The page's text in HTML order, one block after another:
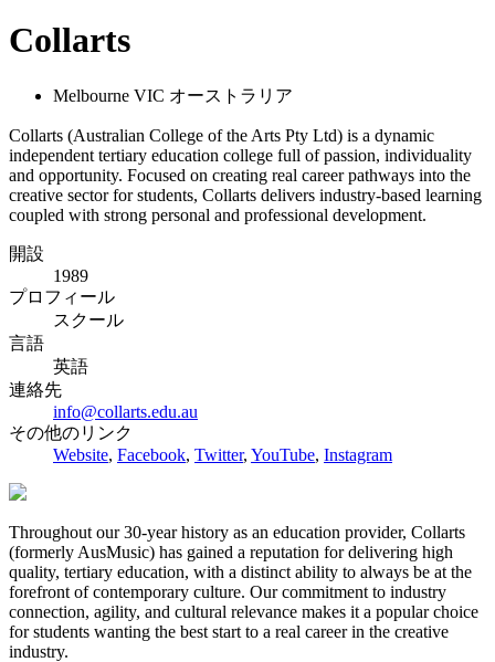
Collarts
Melbourne VIC オーストラリア
Collarts (Australian College of the Arts Pty Ltd) is a dynamic
independent tertiary education college full of passion, individuality
and opportunity. Focused on creating real career pathways into the
creative sector for students, Collarts delivers industry-based learning
coupled with strong personal and professional development.
開設
1989
プロフィール
スクール
言語
英語
連絡先
info@collarts.edu.au
その他のリンク
Website, Facebook, Twitter, YouTube, Instagram
Throughout our 30-year history as an education provider, Collarts
(formerly AusMusic) has gained a reputation for delivering high
quality, tertiary education, with a distinct ability to always be at the
forefront of contemporary culture. Our commitment to industry
connection, agility, and cultural relevance makes it a popular choice
for students wanting the best start to a real career in the creative
industry.